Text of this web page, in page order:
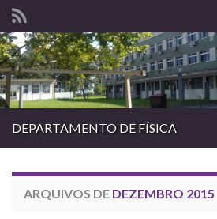
Search for:
DEPARTAMENTO DE FÍSICA
ARQUIVOS DE DEZEMBRO 2015